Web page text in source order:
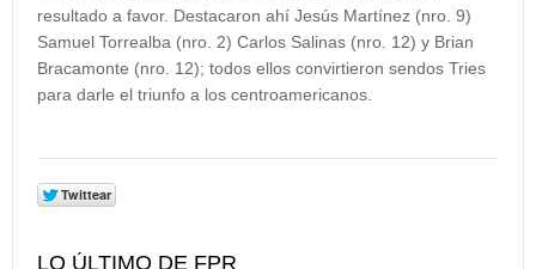
resultado a favor. Destacaron ahí Jesús Martínez (nro. 9)
Samuel Torrealba (nro. 2) Carlos Salinas (nro. 12) y Brian
Bracamonte (nro. 12); todos ellos convirtieron sendos Tries
para darle el triunfo a los centroamericanos.
LO ÚLTIMO DE FPR